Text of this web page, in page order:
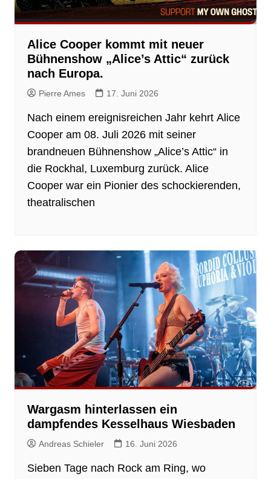
Alice Cooper kommt mit neuer
Bühnenshow „Alice’s Attic“ zurück
nach Europa.
Pierre Ames 17. Juni 2026
Nach einem ereignisreichen Jahr kehrt Alice
Cooper am 08. Juli 2026 mit seiner
brandneuen Bühnenshow „Alice’s Attic“ in
die Rockhal, Luxemburg zurück. Alice
Cooper war ein Pionier des schockierenden,
theatralischen
Wargasm hinterlassen ein
dampfendes Kesselhaus Wiesbaden
Andreas Schieler 16. Juni 2026
Sieben Tage nach Rock am Ring, wo